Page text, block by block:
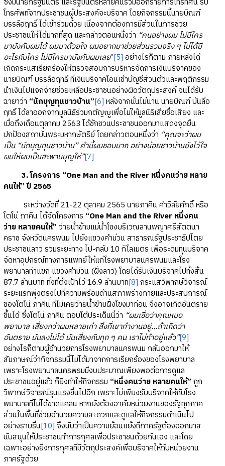
โทรศัพท์จากประชาชนผู้ประสงค์จะบริจาค โดยกิจกรรมนี้นายบิณฑ์
บรรลือฤทธิ์ ได้เข้าร่วมด้วย เนื่องจากต้องการมีส่วนในการช่วย
ประชาชนให้ได้มากที่สุด และกล่าวตอนหนึ่งว่า “คนอย่างผม ไม่มีใคร
มาบังคับผมได้ ผมมาด้วยใจ ผมอยากมาช่วยส่วนรวมจริง ๆ ไม่ได้มี
อะไรกับใคร ไม่มีใครมาบังคับผมเลย”[5] อย่างไรก็ตาม ภายหลังได้
เกิดกระแสเรียกร้องให้ตรวจสอบการบริหารจัดการเงินบริจาคของ
นายบิณฑ์ บรรลือฤทธิ์ ที่เงินบริจาคโอนเข้าบัญชีส่วนตัวและพฤติกรรม
นำเงินไปแจกจ่ายช่วยเหลือประชาชนอย่างผิดวัตถุประสงค์ จนได้รับ
ฉายาว่า “นักบุญทุนชาวบ้าน”[6] หลังจากนั้นไม่นาน นายบิณฑ์ บันลือ
ฤทธิ์ ได้ลาออกจากมูลนิธิร่วมกตัญญูเพื่อไม่ให้มูลนิธิเสียชื่อเสียง และ
เมื่อถึงเดือนตุลาคม 2563 ได้ชักชวนประชาชนออกมาแสดงจุดยืน
ปกป้องสถาบันพระมหากษัตริย์ โดยกล่าวตอนหนึ่งว่า “คุณจะว่าผม
เป็น “นักบุญทุนชาวบ้าน” คำนี้ผมชอบมาก อย่างน้อยชาวบ้านยังไว้ใจ
ผมให้ผมเป็นสะพานบุญให้”[7]
3. โครงการ “One Man and the River หนึ่งคนว่าย หลาย
คนให้” ปี 2565
ระหว่างวัดที่ 21-22 ตุลาคม 2565 นายภาคิน คำวิลัยศักดิ์ หรือ
โตโน่ ภาคิน ได้จัดโครงการ “One Man and the River หนึ่งคน
ว่าย หลายคนให้” ว่ายน้ำข้ามแม่น้ำโขงบริเวณลานพญาศรีสัตตนา
คราช จังหวัดนครพนม ไปยังแขวงคำม่วน สาธารณรัฐประชาธิปไตย
ประชาชนลาว รวมระยะทาง ไป-กลับ 10 กิโลเมตร เพื่อระดมทุนบริจาค
จัดหาอุปกรณ์ทางการแพทย์ให้แก่โรงพยาบาลนครพนมและโรง
พยาบาลท่าแขก แขวงคำม่วน (ฝั่งลาว) โดยได้รับเงินบริจาคไปทั้งสิ้น
87.7 ล้านบาท ทั้งที่ตั้งเป้าไว้ 16.9 ล้านบาท[8] กระแสวิพากษ์วิจารณ์
ระยะแรกพุ่งตรงไปที่ความพร้อมด้านสภาพร่างกายและประสบการณ์
ของโตโน่ ภาคิน ที่ไม่เคยว่ายน้ำข้ามฝั่งโขงมาก่อน จึงอาจเกิดอันตราย
ขึ้นได้ ซึ่งโตโน่ ภาคิน ตอบโต้ประเด็นนี้ว่า “ผมเชื่อว่าคุณหมอ
พยาบาล เสี่ยงกว่าผมหลายเท่า สิ่งที่เขาทำงานอยู่...ถ้าเกิดว่า
อันตราย มันลงไม่ได้ มันเสี่ยงกับทุก ๆ คน เราไม่ทำอยู่แล้ว”[9]
อย่างไรก็ตามผู้อำนวยการโรงพยาบาลนครพนม กลับออกมาให้
สัมภาษณ์ว่ากิจกรรมนี้ไม่ได้มาจากการเรียกร้องของโรงพยาบาล
เพราะโรงพยาบาลนครพรมมีงบประมาณเพียงพอต่อการดูแล
ประชาชนอยู่แล้ว ก็ยิ่งทำให้กิจกรรม “หนึ่งคนว่าย หลายคนให้” ถูก
วิพากษ์วิจารณ์รุนแรงขึ้นไปอีก เพราะไม่เพียงรับบริจาคให้กับโรง
พยาบาลที่ไม่ได้ขาดแคลน หากยังต้องอาศัยหน่วยงานของรัฐทุกภาค
ส่วนในพื้นที่ช่วยอำนวยความสะดวกและดูแลให้กิจกรรมดำเนินไป
อย่างราบรื่น[10] จึงนับว่าเป็นความย้อนแย้งที่ภาครัฐต้องออกมาส
นับสนุนให้ประชาชนทำการกุศลเพื่อประชาชนด้วยกันเอง และโดย
เฉพาะอย่างยิ่งการกุศลที่มีวัตถุประสงค์เพื่อบริจาคให้กับหน่วยงาน
ภาครัฐด้วย